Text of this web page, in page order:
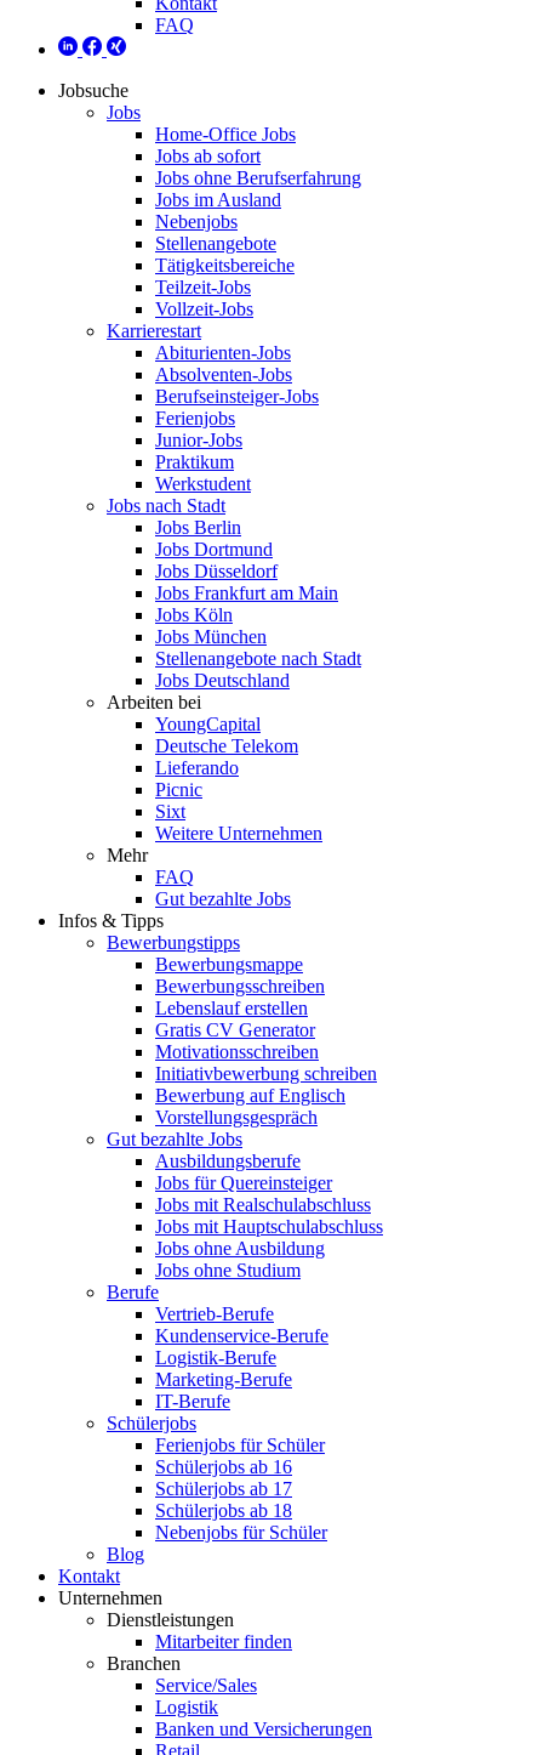
FAQ
Jobsuche
Jobs
Home-Office Jobs
Jobs ab sofort
Jobs ohne Berufserfahrung
Jobs im Ausland
Nebenjobs
Stellenangebote
Tätigkeitsbereiche
Teilzeit-Jobs
Vollzeit-Jobs
Karrierestart
Abiturienten-Jobs
Absolventen-Jobs
Berufseinsteiger-Jobs
Ferienjobs
Junior-Jobs
Praktikum
Werkstudent
Jobs nach Stadt
Jobs Berlin
Jobs Dortmund
Jobs Düsseldorf
Jobs Frankfurt am Main
Jobs Köln
Jobs München
Stellenangebote nach Stadt
Jobs Deutschland
Arbeiten bei
YoungCapital
Deutsche Telekom
Lieferando
Picnic
Sixt
Weitere Unternehmen
Mehr
FAQ
Gut bezahlte Jobs
Infos & Tipps
Bewerbungstipps
Bewerbungsmappe
Bewerbungsschreiben
Lebenslauf erstellen
Gratis CV Generator
Motivationsschreiben
Initiativbewerbung schreiben
Bewerbung auf Englisch
Vorstellungsgespräch
Gut bezahlte Jobs
Ausbildungsberufe
Jobs für Quereinsteiger
Jobs mit Realschulabschluss
Jobs mit Hauptschulabschluss
Jobs ohne Ausbildung
Jobs ohne Studium
Berufe
Vertrieb-Berufe
Kundenservice-Berufe
Logistik-Berufe
Marketing-Berufe
IT-Berufe
Schülerjobs
Ferienjobs für Schüler
Schülerjobs ab 16
Schülerjobs ab 17
Schülerjobs ab 18
Nebenjobs für Schüler
Blog
Kontakt
Unternehmen
Dienstleistungen
Mitarbeiter finden
Branchen
Service/Sales
Logistik
Banken und Versicherungen
Retail